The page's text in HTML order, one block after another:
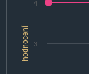
hodnocení 3
4